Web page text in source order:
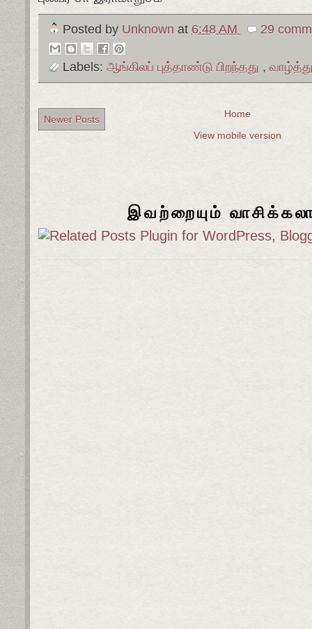
Posted by Unknown at 6:48 AM 29
Labels: ஆங்கிலப் புத்தாண்டு பிறந்தது ,
Newer Posts
Home
View mobile version
இவற்றையும்